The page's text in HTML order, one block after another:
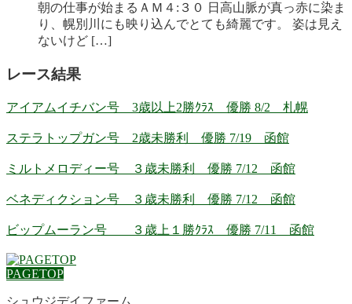
朝の仕事が始まるＡＭ４:３０ 日高山脈が真っ赤に染ま
り、幌別川にも映り込んでとても綺麗です。 姿は見え
ないけど […]
レース結果
アイアムイチバン号 3歳以上2勝ｸﾗｽ 優勝 8/2 札幌
ステラトップガン号 2歳未勝利 優勝 7/19 函館
ミルトメロディー号 ３歳未勝利 優勝 7/12 函館
ベネディクション号 ３歳未勝利 優勝 7/12 函館
ビップムーラン号 ３歳上１勝ｸﾗｽ 優勝 7/11 函館
PAGETOP
シュウジデイファーム